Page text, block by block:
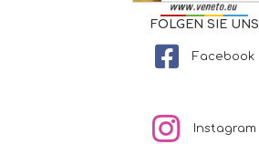
FOLGEN SIE UNS
Facebook
Instagram